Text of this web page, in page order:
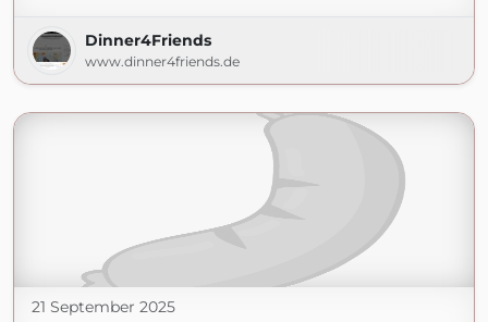
Dinner4Friends
www.dinner4friends.de
21 September 2025